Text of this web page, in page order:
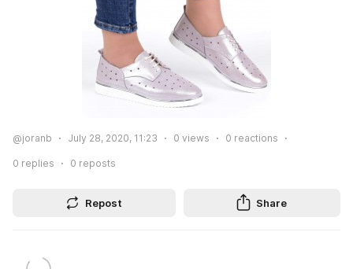
@joranb July 28, 2020, 11:23 0 views 0 reactions
0 replies 0 reposts
Repost Share